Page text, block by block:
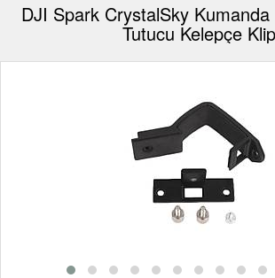
DJI Spark CrystalSky
Tutucu Kelepçe Klip